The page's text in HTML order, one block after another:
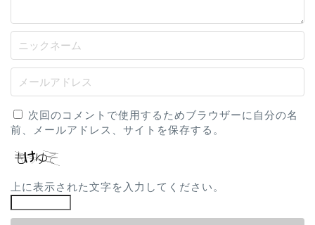
次回のコメントで使用するためブラウザーに自分の名
前、メールアドレス、サイトを保存する。
上に表示された文字を入力してください。